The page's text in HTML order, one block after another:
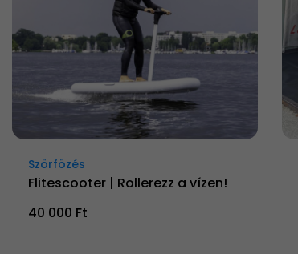
Szörfözés
Flitescooter | Rollerezz a vízen!
40 000 Ft